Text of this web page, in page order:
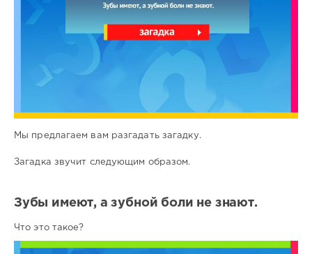
Мы предлагаем вам разгадать загадку.
Загадка звучит следующим образом.
Зубы имеют, а зубной боли не знают.
Что это такое?